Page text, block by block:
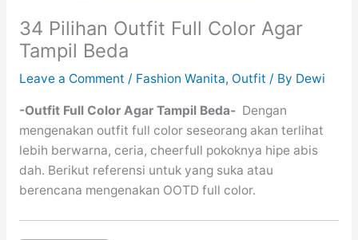
34 Pilihan Outfit Full Color Agar
Tampil Beda
Leave a Comment / Fashion Wanita, Outfit / By Dewi
-Outfit Full Color Agar Tampil Beda- Dengan
mengenakan outfit full color seseorang akan terlihat
lebih berwarna, ceria, cheerfull pokoknya hipe abis
dah. Berikut referensi untuk yang suka atau
berencana mengenakan OOTD full color.